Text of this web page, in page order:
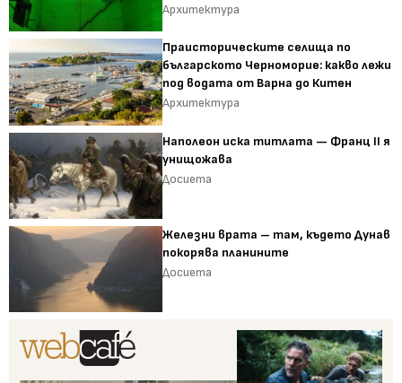
Архитектура
Праисторическите селища по
българското Черноморие: какво лежи
под водата от Варна до Китен
Архитектура
Наполеон иска титлата — Франц II я
унищожава
Досиета
Железни врата – там, където Дунав
покорява планините
Досиета